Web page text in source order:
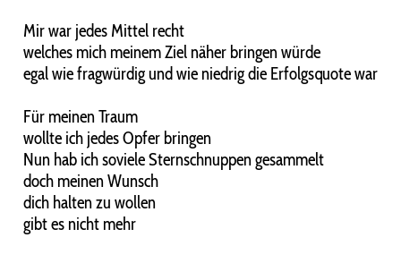
Mir war jedes Mittel recht
welches mich meinem Ziel näher bringen würde
egal wie fragwürdig und wie niedrig die Erfolgsquote war
Für meinen Traum
wollte ich jedes Opfer bringen
Nun hab ich soviele Sternschnuppen gesammelt
doch meinen Wunsch
dich halten zu wollen
gibt es nicht mehr